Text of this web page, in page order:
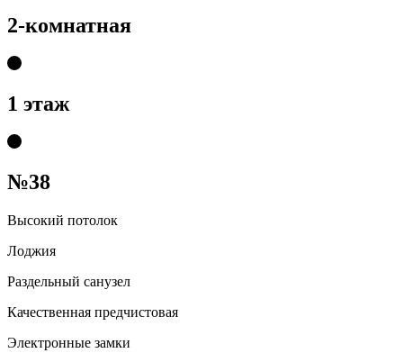
2-комнатная
1 этаж
№38
Высокий потолок
Лоджия
Раздельный санузел
Качественная предчистовая
Электронные замки